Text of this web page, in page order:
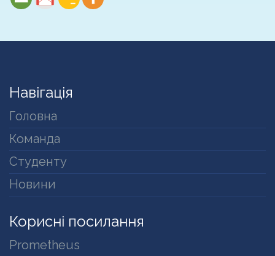
Навігація
Головна
Команда
Студенту
Новини
Корисні посилання
Prometheus